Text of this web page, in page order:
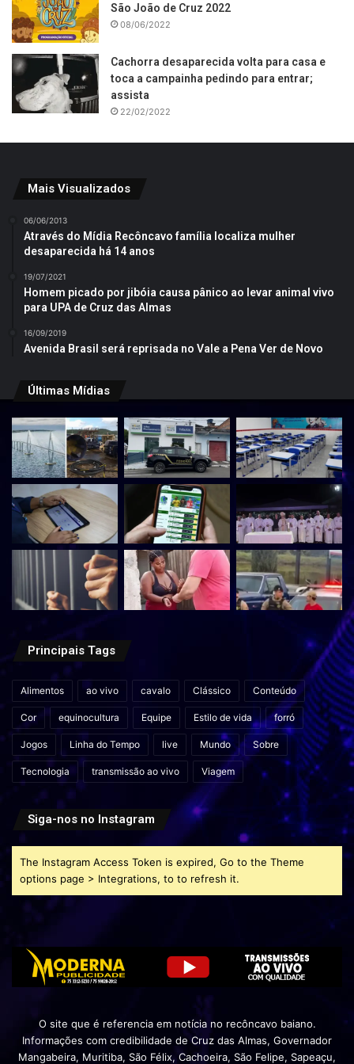
São João de Cruz 2022
08/06/2022
Cachorra desaparecida volta para casa e
toca a campainha pedindo para entrar;
assista
22/02/2022
Mais Visualizados
06/06/2013
Através do Mídia Recôncavo família localiza mulher
desaparecida há 14 anos
19/07/2021
Homem picado por jibóia causa pânico ao levar animal vivo
para UPA de Cruz das Almas
16/09/2019
Avenida Brasil será reprisada no Vale a Pena Ver de Novo
Últimas Mídias
Principais Tags
Alimentos ao vivo cavalo Clássico Conteúdo
Cor equinocultura Equipe Estilo de vida forró
Jogos Linha do Tempo live Mundo Sobre
Tecnologia transmissão ao vivo Viagem
Siga-nos no Instagram
The Instagram Access Token is expired, Go to the Theme
options page > Integrations, to to refresh it.
O site que é referencia em notícia no recôncavo baiano.
Informações com credibilidade de Cruz das Almas, Governador
Mangabeira, Muritiba, São Félix, Cachoeira, São Felipe, Sapeaçu,